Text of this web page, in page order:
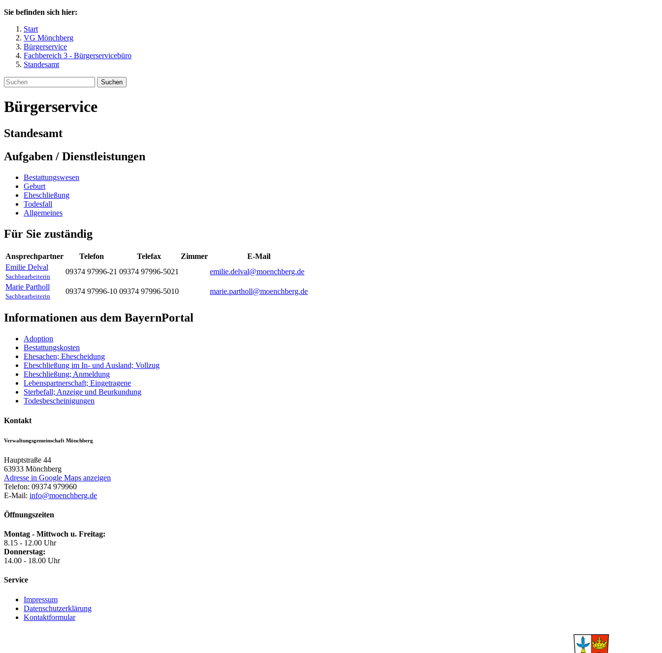
Sie befinden sich hier:
Start
VG Mönchberg
Bürgerservice
Fachbereich 3 - Bürgerservicebüro
Standesamt
Suchen
Bürgerservice
Standesamt
Aufgaben / Dienstleistungen
Bestattungswesen
Geburt
Eheschließung
Todesfall
Allgemeines
Für Sie zuständig
Ansprechpartner Telefon Telefax Zimmer
E-Mail
Emilie Delval
Sachbearbeiterin
09374 97996-21 09374 97996-5021
emilie.delval@moenchberg.de
Marie Partholl
Sachbearbeiterin
09374 97996-10 09374 97996-5010 marie.partholl@moenchberg.de
Informationen aus dem BayernPortal
Adoption
Bestattungskosten
Ehesachen; Ehescheidung
Eheschließung im In- und Ausland; Vollzug
Eheschließung; Anmeldung
Lebenspartnerschaft; Eingetragene
Sterbefall; Anzeige und Beurkundung
Todesbescheinigungen
Kontakt
Verwaltungsgemeinschaft Mönchberg
Hauptstraße 44
63933 Mönchberg
Adresse in Google Maps anzeigen
Telefon: 09374 979960
E-Mail: info@moenchberg.de
Öffnungszeiten
Montag - Mittwoch u. Freitag:
8.15 - 12.00 Uhr
Donnerstag:
14.00 - 18.00 Uhr
Service
Impressum
Datenschutzerklärung
Kontaktformular